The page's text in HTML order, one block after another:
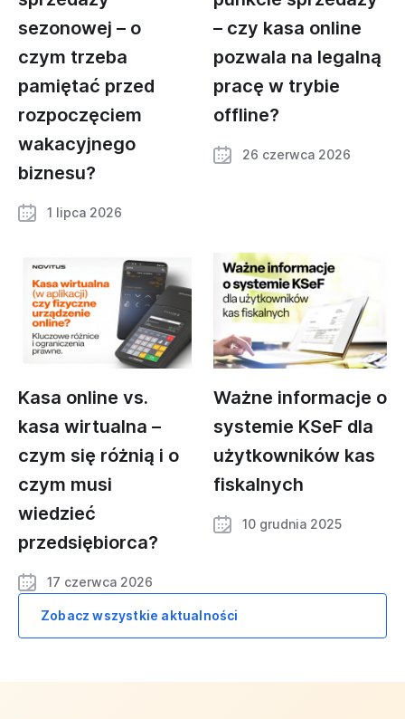
sezonowej – o
czym trzeba
pamiętać przed
rozpoczęciem
wakacyjnego
biznesu?
1 lipca 2026
– czy kasa online
pozwala na legalną
pracę w trybie
offline?
26 czerwca 2026
Kasa online vs.
kasa wirtualna –
czym się różnią i o
czym musi
wiedzieć
przedsiębiorca?
17 czerwca 2026
Ważne informacje o
systemie KSeF dla
użytkowników kas
fiskalnych
10 grudnia 2025
Zobacz wszystkie aktualności